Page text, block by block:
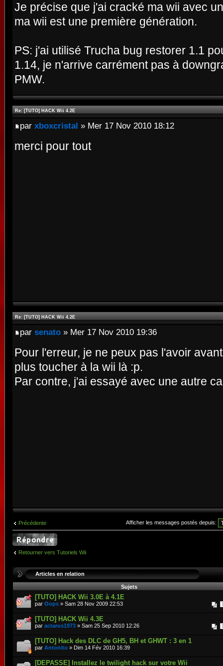
Je précise que j'ai cracké ma wii avec
ma wii est une première génération.
PS: j'ai utilisé Trucha bug restorer 1.1
1.14, je n'arrive carrément pas à
PMW.
Re: [TUTO] HACK Wii 4.2E
par xboxcristal » Mer 17 Nov 2010 18:12
merci pour tout
Re: [TUTO] HACK Wii 4.2E
par senato » Mer 17 Nov 2010 19:36
Pour l'erreur, je ne peux pas l'avoir
plus toucher à la wii là :p.
Par contre, j'ai essayé avec une autre
Précédente Afficher les messages postés depuis:
Retourner vers Tutoriels Wii
Articles en relation
Sujets
[TUTO] HACK Wii 3.0E à 4.1E
par Oops » Sam 28 Nov 2009 22:53
[TUTO] HACK Wii 4.3E
par actarus1973 » Sam 25 Sep 2010 12:26
[TUTO] Hack des DLC de GH5, BH et GHWT : 3 en 1
par Antonito » Dim 14 Fév 2010 16:39
[DEPASSE] Installez le twilight hack sur votre Wii